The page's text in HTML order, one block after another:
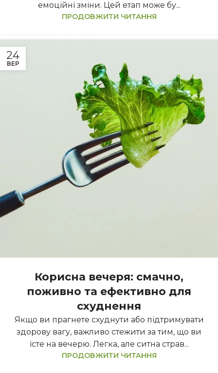
емоційні зміни. Цей етап може бу...
ПРОДОВЖИТИ ЧИТАННЯ
24
ВЕР
Корисна вечеря: смачно,
поживно та ефективно для
схуднення
Якщо ви прагнете схуднути або підтримувати
здорову вагу, важливо стежити за тим, що ви
їсте на вечерю. Легка, але ситна страв...
ПРОДОВЖИТИ ЧИТАННЯ